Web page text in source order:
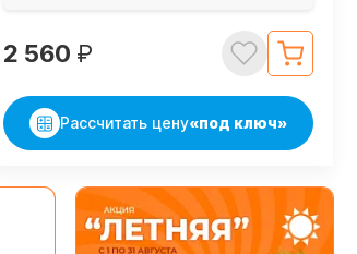
2 560 ₽
Рассчитать цену«под ключ»